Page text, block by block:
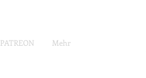
PATREON Mehr